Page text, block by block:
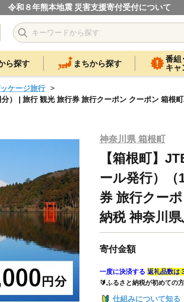
令和８年熊本地震 災害支援寄付受付について
ら探す まちから探す
番組
キャ
ケージ旅行
） | 旅行 観光 旅行券 旅行クーポン クーポン 箱根
神奈川県 箱根町
【箱根町】
ール発行）（
券 旅行クー
納税 神奈川
寄付金額
一度に決済する 返礼品数は
🔰ふるさと納税が初めての
仕組みについて知る